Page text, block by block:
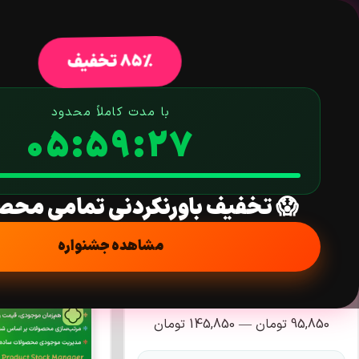
85% تخفیف
با مدت کاملاً محدود
05:59:26
😱 تخفیف باورنکردنی تمامی
مشاهده جشنواره
جستجو در محصولات
فیلتر قیمت
95,850 تومان —
145,850 تومان